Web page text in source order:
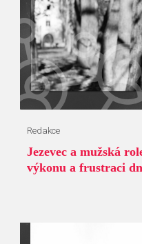
Redakce
Jezevec a mužská
výkonu a frustraci